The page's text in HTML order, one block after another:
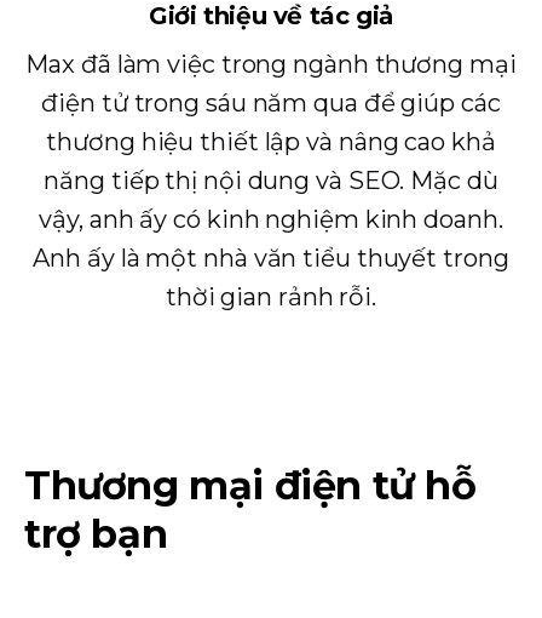
Giới thiệu về tác giả
Max đã làm việc trong ngành thương mại
điện tử trong sáu năm qua để giúp các
thương hiệu thiết lập và nâng cao khả
năng tiếp thị nội dung và SEO. Mặc dù
vậy, anh ấy có kinh nghiệm kinh doanh.
Anh ấy là một nhà văn tiểu thuyết trong
thời gian rảnh rỗi.
Thương mại điện tử hỗ
trợ bạn